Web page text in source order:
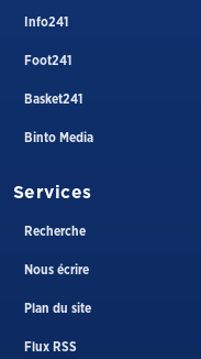
Info241
Foot241
Basket241
Binto Media
Services
Recherche
Nous écrire
Plan du site
Flux RSS